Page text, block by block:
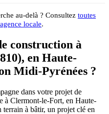
au-delà ? Consultez toutes
agence locale.
construction à
en Haute-
Midi-Pyrénées ?
dans votre projet de
à Clermont-le-Fort, en Haute-
à bâtir, un projet clé en